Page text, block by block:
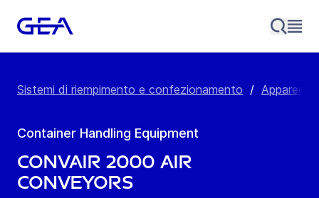
Sistemi di riempimento e confezionamento /
Container Handling Equipment
Convair 2000 Air
Conveyors